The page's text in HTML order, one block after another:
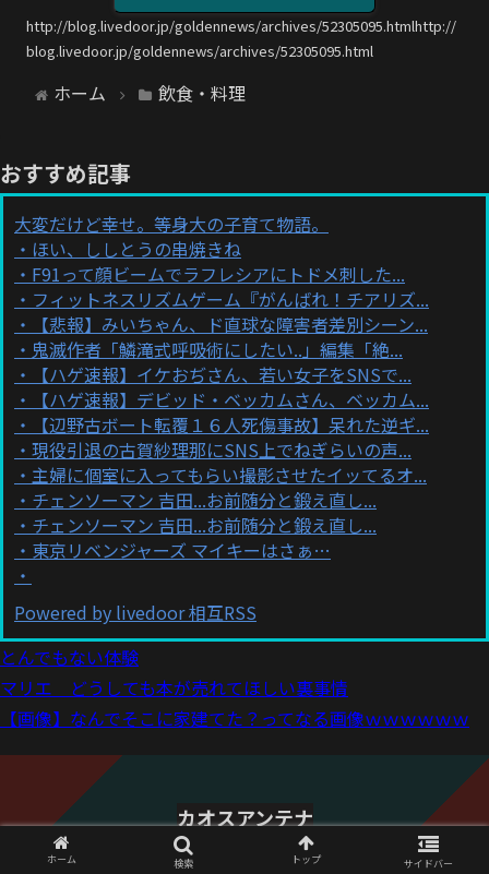
http://blog.livedoor.jp/goldennews/archives/52305095.htmlhttp://
blog.livedoor.jp/goldennews/archives/52305095.html
ホーム 飲食・料理
おすすめ記事
大変だけど幸せ。等身大の子育て物語。
ほい、ししとうの串焼きね
F91って顔ビームでラフレシアにトドメ刺した...
フィットネスリズムゲーム『がんばれ！チアリズ...
【悲報】みいちゃん、ド直球な障害者差別シーン...
鬼滅作者「鱗滝式呼吸術にしたい..」編集「絶...
【ハゲ速報】イケおぢさん、若い女子をSNSで...
【ハゲ速報】デビッド・ベッカムさん、ベッカム...
【辺野古ボート転覆１６人死傷事故】呆れた逆ギ...
現役引退の古賀紗理那にSNS上でねぎらいの声...
主婦に個室に入ってもらい撮影させたイッてるオ...
チェンソーマン 吉田...お前随分と鍛え直し...
チェンソーマン 吉田...お前随分と鍛え直し...
東京リベンジャーズ マイキーはさぁ…
Powered by livedoor 相互RSS
とんでもない体験
マリエ どうしても本が売れてほしい裏事情
【画像】なんでそこに家建てた？ってなる画像ｗｗｗｗｗｗ
カオスアンテナ
© 2021 カオスアンテナ.
ホーム 検索 トップ サイドバー